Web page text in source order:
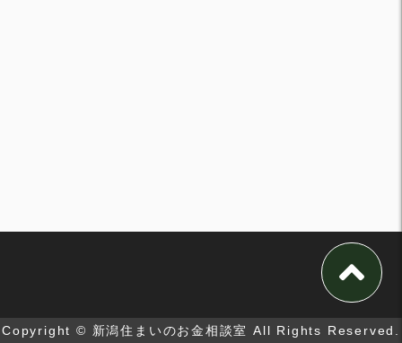
Copyright © 新潟住まいのお金相談室 All Rights Reserved.